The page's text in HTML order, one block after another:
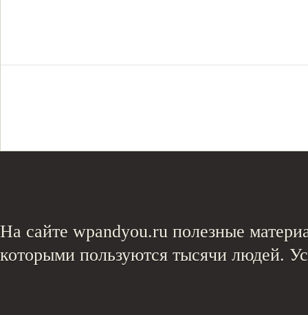
На сайте wpandyou.ru полезные
которыми пользуются тысячи людей.